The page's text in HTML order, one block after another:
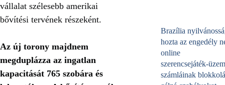
vállalat szélesebb amerikai
bővítési tervének részeként.
Az új torony majdnem
megduplázza az ingatlan
kapacitását 765 szobára és
Brazília
hozta az engedély
online
számláinak